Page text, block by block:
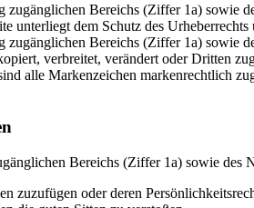
zugänglichen Bereichs (Ziffer 1a) sowie
unterliegt dem Schutz des Urheberrechts
zugänglichen Bereichs (Ziffer 1a) sowie
verbreitet, verändert oder Dritten
alle Markenzeichen markenrechtlich
Bereichs (Ziffer 1a) sowie des
zuzufügen oder deren